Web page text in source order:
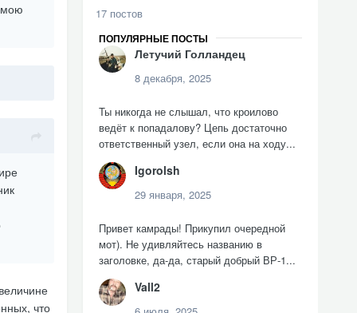
мою
что
17 постов
ПОПУЛЯРНЫЕ ПОСТЫ
Летучий Голландец
8 декабря, 2025
Ты никогда не слышал, что кроилово
ведёт к попадалову? Цепь достаточно
ответственный узел, если она на ходу...
Igorolsh
29 января, 2025
Привет камрады! Прикупил очередной
мот). Не удивляйтесь названию в
заголовке, да-да, старый добрый ВР-1...
Vall2